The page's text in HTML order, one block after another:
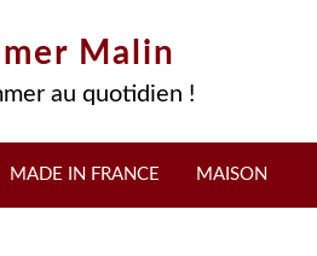
Malin
au quotidien !
MADE IN FRANCE MAISON